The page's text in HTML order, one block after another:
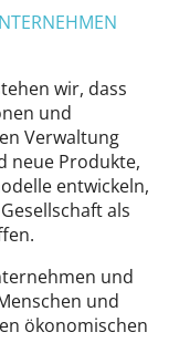
Regionen
open
open
open
wir, dass
und
Verwaltung
neue Produkte,
entwickeln,
als
und
und
ökonomischen